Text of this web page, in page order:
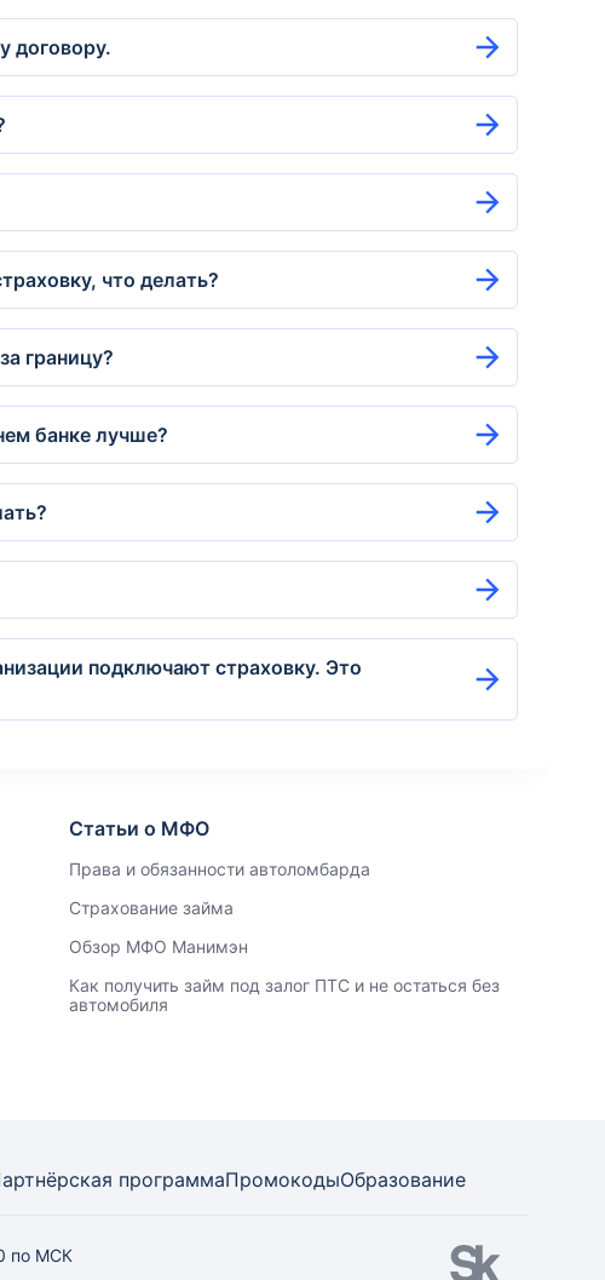
договору.
что делать?
границу?
банке лучше?
подключают страховку. Это
Статьи о МФО
Права и обязанности автоломбарда
Страхование займа
Обзор МФО Манимэн
Как получить займ под залог ПТС и не остаться без
автомобиля
программаПромокодыОбразование
по МСК